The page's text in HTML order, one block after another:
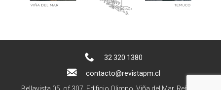
32 320 1380
contacto@revistapm.cl